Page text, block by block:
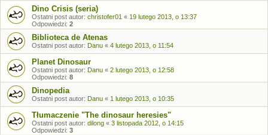
Dino Crisis (seria)
Ostatni post autor: christofer01 « 19 lutego 2013, o 13:37
Odpowiedzi: 2
Biblioteca de Atenas
Ostatni post autor: Danu « 4 lutego 2013, o 11:54
Planet Dinosaur
Ostatni post autor: Danu « 2 lutego 2013, o 12:58
Odpowiedzi: 8
Dinopedia
Ostatni post autor: Danu « 1 lutego 2013, o 10:35
Tłumaczenie "The dinosaur heresies"
Ostatni post autor: dilong « 3 listopada 2012, o 14:15
Odpowiedzi: 3